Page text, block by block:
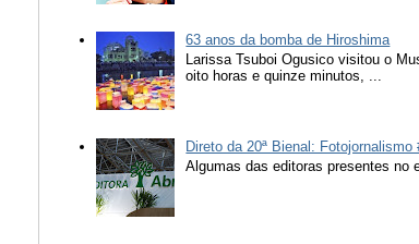
63 anos da bomba de Hiroshima
Larissa Tsuboi Ogusico visitou o
oito horas e quinze minutos, ...
Direto da 20ª Bienal: Fotojornalismo
Algumas das editoras presentes no